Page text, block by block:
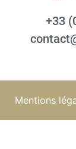
+33
Mentions